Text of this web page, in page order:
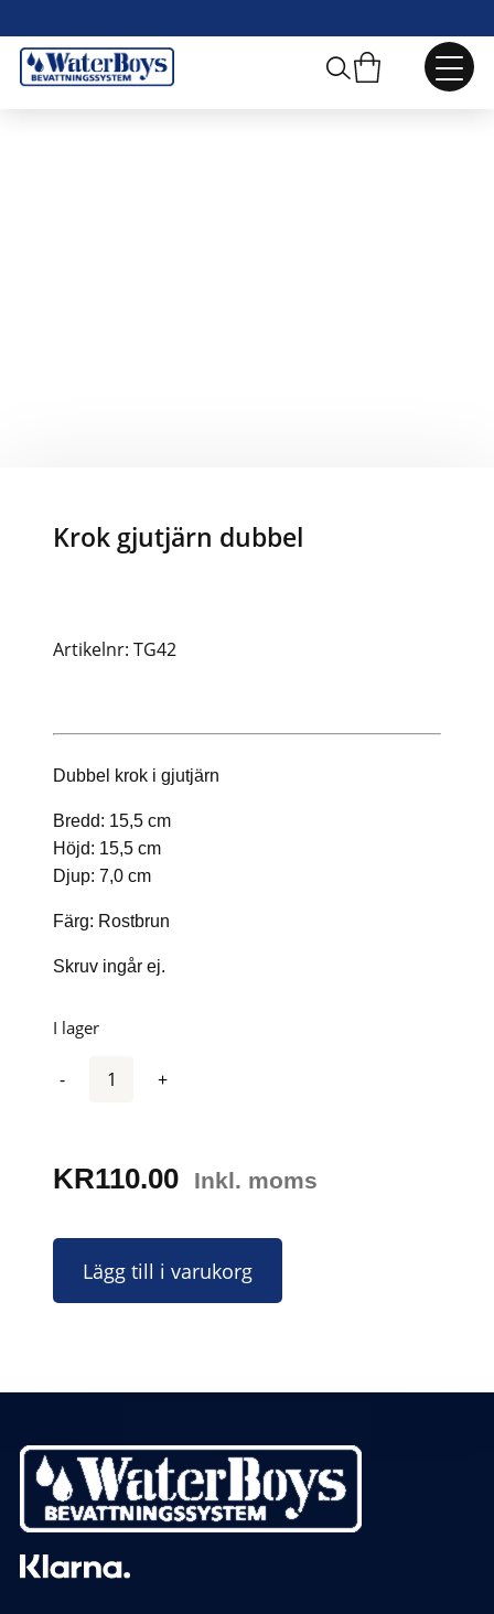
Webbshop / Trädgårdsdekoration
Krok gjutjärn dubbel
Artikelnr: TG42
Dubbel krok i gjutjärn
Bredd: 15,5 cm
Höjd: 15,5 cm
Djup: 7,0 cm
Färg: Rostbrun
Skruv ingår ej.
I lager
110.00
KR Inkl. moms
Lägg till i varukorg